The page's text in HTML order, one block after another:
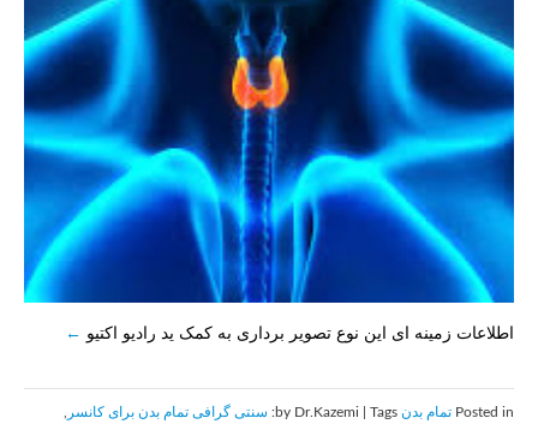
اطلاعات زمینه ای این نوع تصویر برداری به کمک ید رادیو اکتیو
Posted in تمام بدن سنتی گرافی تمام بدن برای كانسر